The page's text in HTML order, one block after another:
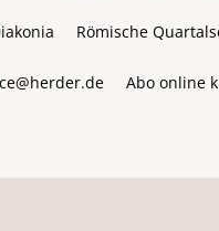
Römische
Abo online